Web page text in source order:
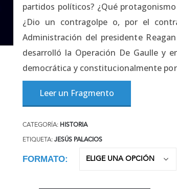
partidos políticos? ¿Qué
¿Dio un contragolpe o, por el
Administración del presidente
desarrolló la Operación De Gaulle
democrática y constitucionalmente por
Leer un Fragmento
CATEGORÍA: HISTORIA
ETIQUETA: JESÚS PALACIOS
FORMATO